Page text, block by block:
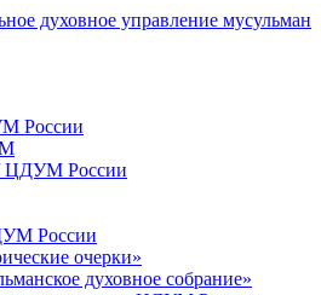
духовное управление мусульман
России
ЦДУМ России
России
очерки»
духовное собрание»